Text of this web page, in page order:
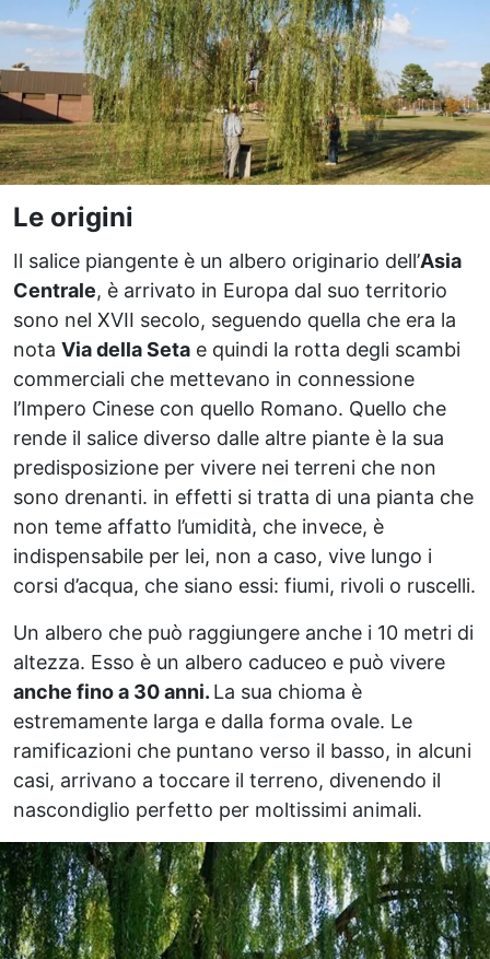
Le origini
Il salice piangente è un albero originario dell’Asia
Centrale, è arrivato in Europa dal suo territorio
sono nel XVII secolo, seguendo quella che era la
nota Via della Seta e quindi la rotta degli scambi
commerciali che mettevano in connessione
l’Impero Cinese con quello Romano. Quello che
rende il salice diverso dalle altre piante è la sua
predisposizione per vivere nei terreni che non
sono drenanti. in effetti si tratta di una pianta che
non teme affatto l’umidità, che invece, è
indispensabile per lei, non a caso, vive lungo i
corsi d’acqua, che siano essi: fiumi, rivoli o ruscelli.
Un albero che può raggiungere anche i 10 metri di
altezza. Esso è un albero caduceo e può vivere
anche fino a 30 anni. La sua chioma è
estremamente larga e dalla forma ovale. Le
ramificazioni che puntano verso il basso, in alcuni
casi, arrivano a toccare il terreno, divenendo il
nascondiglio perfetto per moltissimi animali.